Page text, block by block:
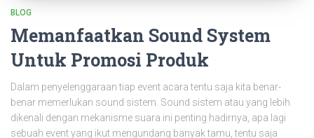
BLOG
Memanfaatkan Sound System
Untuk Promosi Produk
Dalam penyelenggaraan tiap event acara tentu saja kita benar-
benar memerlukan sound sistem. Sound sistem atau yang lebih
dikenali dengan mekanisme suara ini penting hadirnya, apa lagi
sebuah event yang ikut mengundang banyak tamu, tentu saja